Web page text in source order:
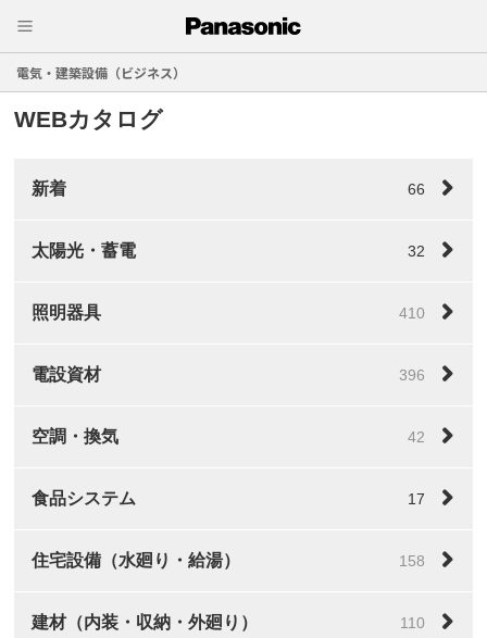
電気・建築設備（ビジネス）
WEBカタログ
新着 66
太陽光・蓄電 32
照明器具 410
電設資材 396
空調・換気 42
食品システム 17
住宅設備（水廻り・給湯） 158
建材（内装・収納・外廻り） 110